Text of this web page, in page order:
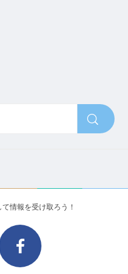
情報を受け取ろう！